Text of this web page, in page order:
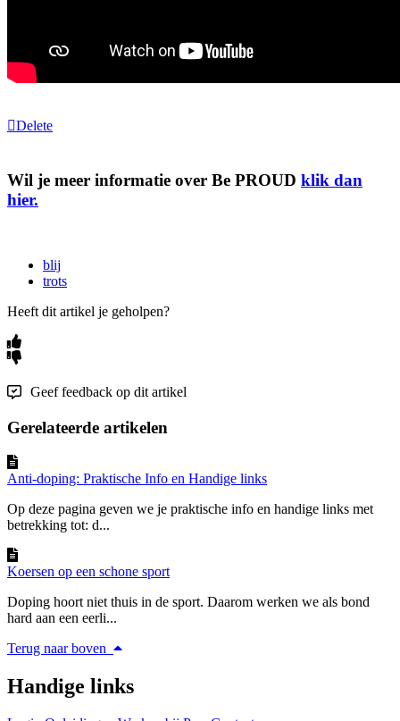
Delete
Wil je meer informatie over Be PROUD klik dan
hier.
blij
trots
Heeft dit artikel je geholpen?
Geef feedback op dit artikel
Gerelateerde artikelen
Anti-doping: Praktische Info en Handige links
Op deze pagina geven we je praktische info en handige links met
betrekking tot: d...
Koersen op een schone sport
Doping hoort niet thuis in de sport. Daarom werken we als bond
hard aan een eerli...
Terug naar boven
Handige links